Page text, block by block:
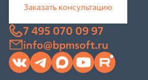
Заказать консультацию
7 495 070 09 97
info@bpmsoft.ru